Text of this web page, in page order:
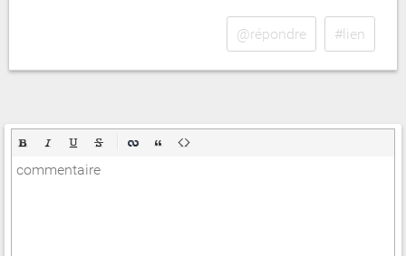
@répondre #lien